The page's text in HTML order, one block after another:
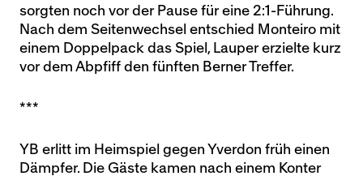
* = Testspiel / (C) = Cupspiel
sorgten noch vor der Pause für eine 2:1-Führung.
Nach dem Seitenwechsel entschied Monteiro mit
einem Doppelpack das Spiel, Lauper erzielte kurz
vor dem Abpfiff den fünften Berner Treffer.
***
YB erlitt im Heimspiel gegen Yverdon früh einen
Dämpfer. Die Gäste kamen nach einem Konter